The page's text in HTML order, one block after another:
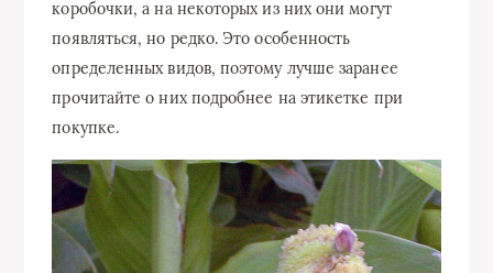
коробочки, а на некоторых из них они могут
появляться, но редко. Это особенность
определенных видов, поэтому лучше заранее
прочитайте о них подробнее на этикетке при
покупке.